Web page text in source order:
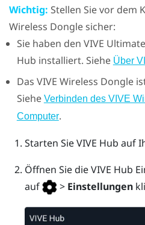
Wichtig: Stellen Sie vor dem
Wireless Donglesicher:
Sie haben den VIVE
Hub installiert. Siehe Über
Das VIVE Wireless Dongle
Siehe Verbinden des VIVE
Computer.
Starten SieVIVE Hub auf
Öffnen Sie dieVIVE Hub
auf
> Einstellungen